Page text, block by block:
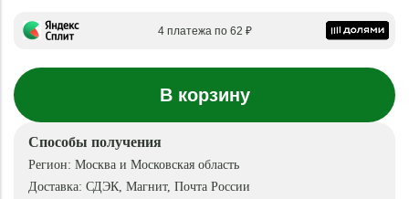
4 платежа по 62 ₽
В корзину
Способы получения
Регион: Москва и Московская область
Доставка: СДЭК, Магнит, Почта России